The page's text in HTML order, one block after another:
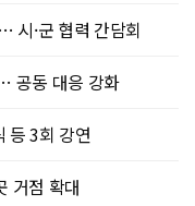
시·군 협력 간담회
공동 대응 강화
등 3회 강연
거점 확대